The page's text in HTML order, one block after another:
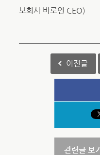
보회사 바로연 CEO)
이전글
관련글 보기